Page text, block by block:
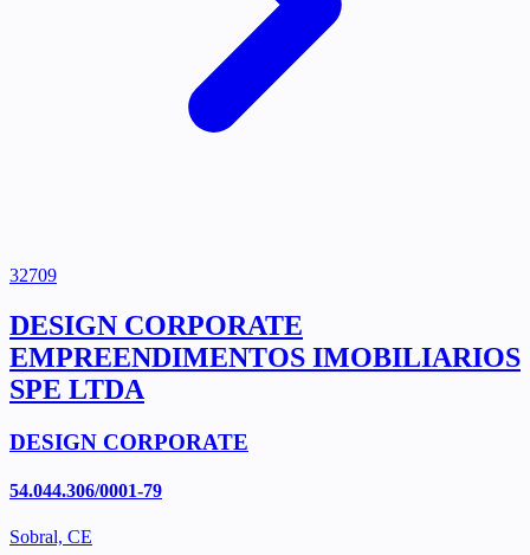
32709
DESIGN CORPORATE
EMPREENDIMENTOS IMOBILIARIOS
SPE LTDA
DESIGN CORPORATE
54.044.306/0001-79
Sobral, CE